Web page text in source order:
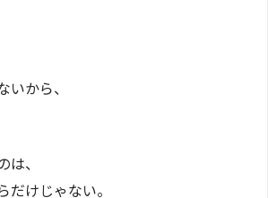
から、
、
だけじゃない。